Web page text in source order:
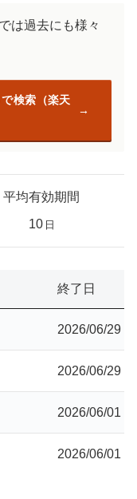
は過去にも様々
検索（楽天
平均有効期間
10 日
終了日
2026/06/29
2026/06/29
2026/06/01
2026/06/01